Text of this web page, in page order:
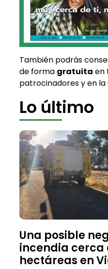
También podrás
de forma gratuita en
patrocinadores y en la
Lo último
Una posible
incendia cerca
hectáreas en